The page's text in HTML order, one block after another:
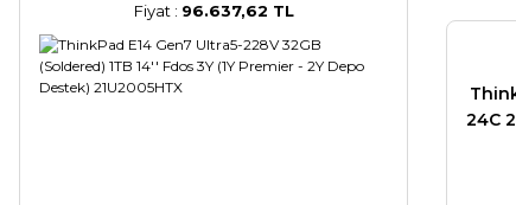
Fiyat : 96.637,62 TL
24C